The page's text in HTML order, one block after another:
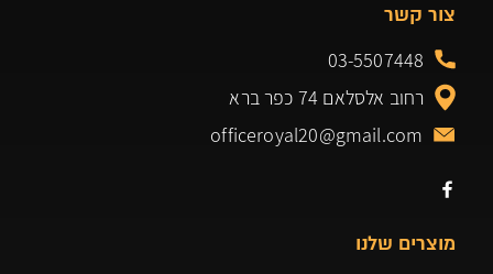
מוצרים שלנו
צור קשר
03-5507448
רחוב אלסלאם 74 כפר ברא
officeroyal20@gmail.com